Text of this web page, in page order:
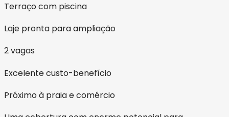
Terraço com piscina
Laje pronta para ampliação
2 vagas
Excelente custo-benefício
Próximo à praia e comércio